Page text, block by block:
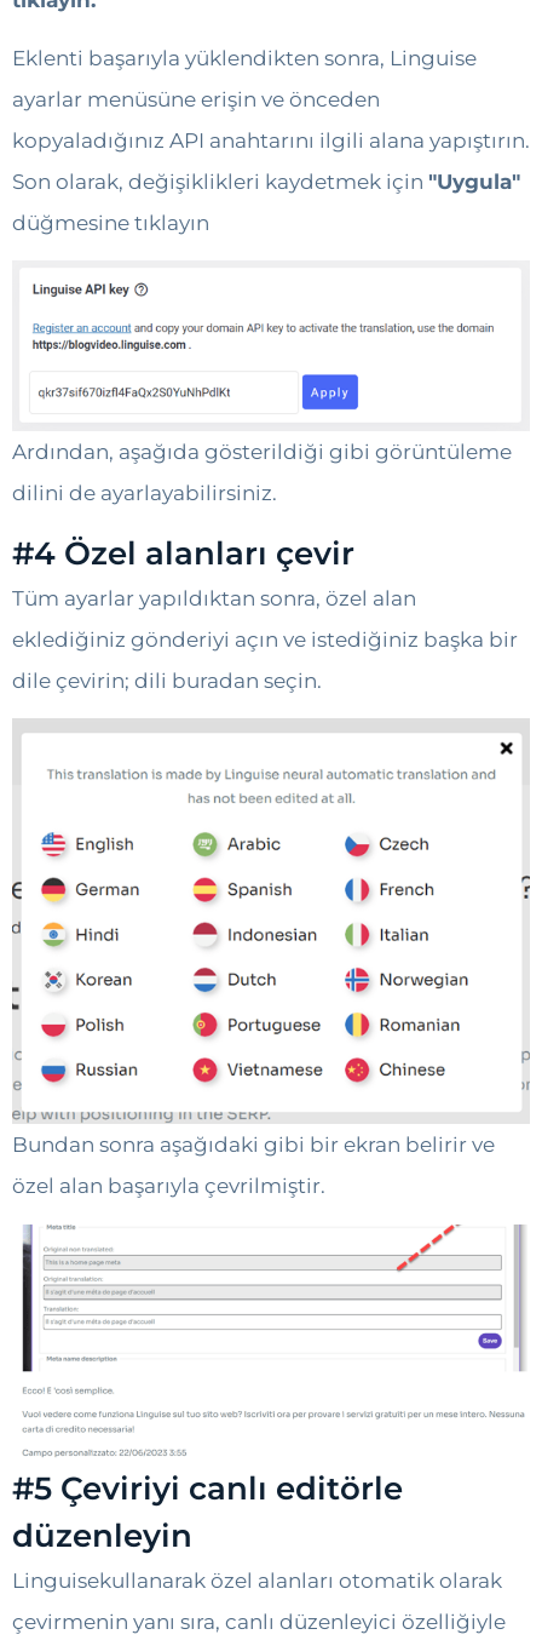
Eklenti başarıyla yüklendikten sonra, Linguise
ayarlar menüsüne erişin ve önceden
kopyaladığınız API anahtarını ilgili alana yapıştırın.
Son olarak, değişiklikleri kaydetmek için "Uygula"
düğmesine tıklayın
Ardından, aşağıda gösterildiği gibi görüntüleme
dilini de ayarlayabilirsiniz.
#4 Özel alanları çevir
Tüm ayarlar yapıldıktan sonra, özel alan
eklediğiniz gönderiyi açın ve istediğiniz başka bir
dile çevirin; dili buradan seçin.
Bundan sonra aşağıdaki gibi bir ekran belirir ve
özel alan başarıyla çevrilmiştir.
#5 Çeviriyi canlı editörle
düzenleyin
Linguisekullanarak özel alanları otomatik olarak
çevirmenin yanı sıra, canlı düzenleyici özelliğiyle